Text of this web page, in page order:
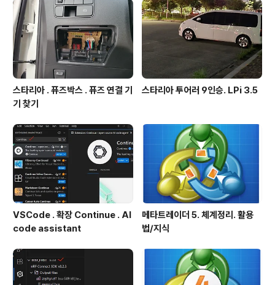
스타리아 . 퓨즈박스 . 퓨즈 연결 기
기 찾기
스타리아 투어러 9인승. LPi 3.5
VSCode . 확장 Continue . AI
code assistant
메타트레이더 5. 체계정리. 활용
법/지식